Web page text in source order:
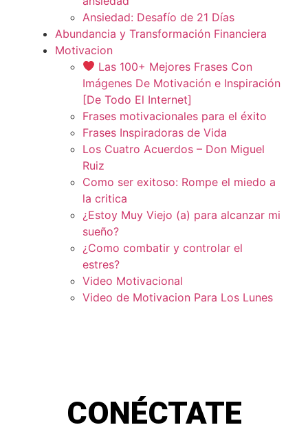
Ansiedad: Desafío de 21 Días
Abundancia y Transformación Financiera
Motivacion
Las 100+ Mejores Frases Con
Imágenes De Motivación e Inspiración
[De Todo El Internet]
Frases motivacionales para el éxito
Frases Inspiradoras de Vida
Los Cuatro Acuerdos – Don Miguel
Ruiz
Como ser exitoso: Rompe el miedo a
la critica
¿Estoy Muy Viejo (a) para alcanzar mi
sueño?
¿Como combatir y controlar el
estres?
Video Motivacional
Video de Motivacion Para Los Lunes
CONÉCTATE